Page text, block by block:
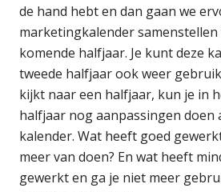
de hand hebt en dan gaan we
marketingkalender
komende halfjaar. Je kunt deze
tweede halfjaar ook weer
kijkt naar een halfjaar, kun je in
halfjaar nog aanpassingen doen
kalender. Wat heeft goed
meer van doen? En wat heeft
gewerkt en ga je niet meer